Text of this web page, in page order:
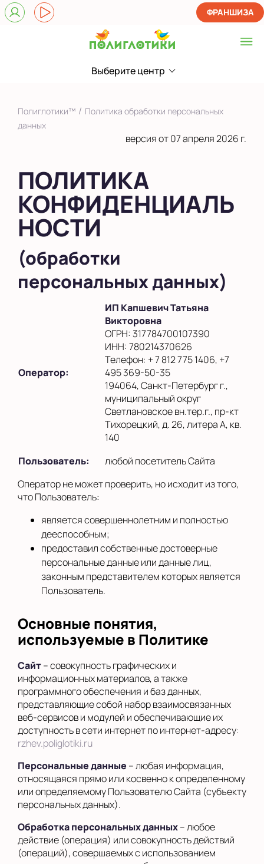
Выберите центр
Выберите центр
Выбрать другой город
ФРАНШИЗА
Полиглотики™ / Политика обработки персональных
данных
версия от 07 апреля 2026 г.
ПОЛИТИКА
КОНФИДЕНЦИАЛЬ
НОСТИ
(обработки
персональных данных)
Оператор:
ИП Капшевич Татьяна
Викторовна
ОГРН: 317784700107390
ИНН: 780214370626
Телефон: + 7 812 775 1406, +7
495 369-50-35
194064, Санкт-Петербург г.,
муниципальный округ
Светлановское вн.тер.г., пр-кт
Тихорецкий, д. 26, литера А, кв.
140
Пользователь:
любой посетитель Сайта
Оператор не может проверить, но исходит из того,
что Пользователь:
является совершеннолетним и полностью
дееспособным;
предоставил собственные достоверные
персональные данные или данные лиц,
законным представителем которых является
Пользователь.
Основные понятия,
используемые в Политике
Сайт– совокупность графических и
информационных материалов, а также
программного обеспечения и баз данных,
представляющие собой набор взаимосвязанных
веб-сервисов и модулей и обеспечивающие их
доступность в сети интернет по интернет-адресу:
rzhev.poliglotiki.ru
Персональные данные – любая информация,
относящаяся прямо или косвенно к определенному
или определяемому Пользователю Сайта (субъекту
персональных данных).
Обработка персональных данных– любое
действие (операция) или совокупность действий
(операций), совершаемых с использованием